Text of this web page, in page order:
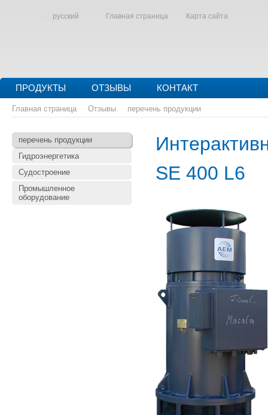
русский Главная страница Карта сайта
ПРОДУКТЫ ОТЗЫВЫ КОНТАКТ
Главная страница Отзывы перечень продукции
перечень продукции
Гидроэнергетика
Судостроение
Промышленное
оборудование
SE 400 L6